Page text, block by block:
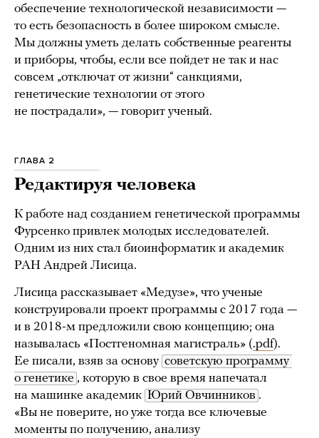
обеспечение технологической независимости —
то есть безопасность в более широком смысле.
Мы должны уметь делать собственные реагенты
и приборы, чтобы, если все пойдет не так и нас
совсем „отключат от жизни“ санкциями,
генетические технологии от этого
не пострадали», — говорит ученый.
ГЛАВА 2
Редактируя человека
К работе над созданием генетической программы
Фурсенко привлек молодых исследователей.
Одним из них стал биоинформатик и академик
РАН Андрей Лисица.
Лисица рассказывает «Медузе», что ученые
конструировали проект программы с 2017 года —
и в 2018-м предложили свою концепцию; она
называлась «Постгеномная магистраль» (.pdf).
Ее писали, взяв за основу советскую программу
о генетике , которую в свое время напечатал
на машинке академик Юрий Овчинников .
«Вы не поверите, но уже тогда все ключевые
моменты по получению, анализу